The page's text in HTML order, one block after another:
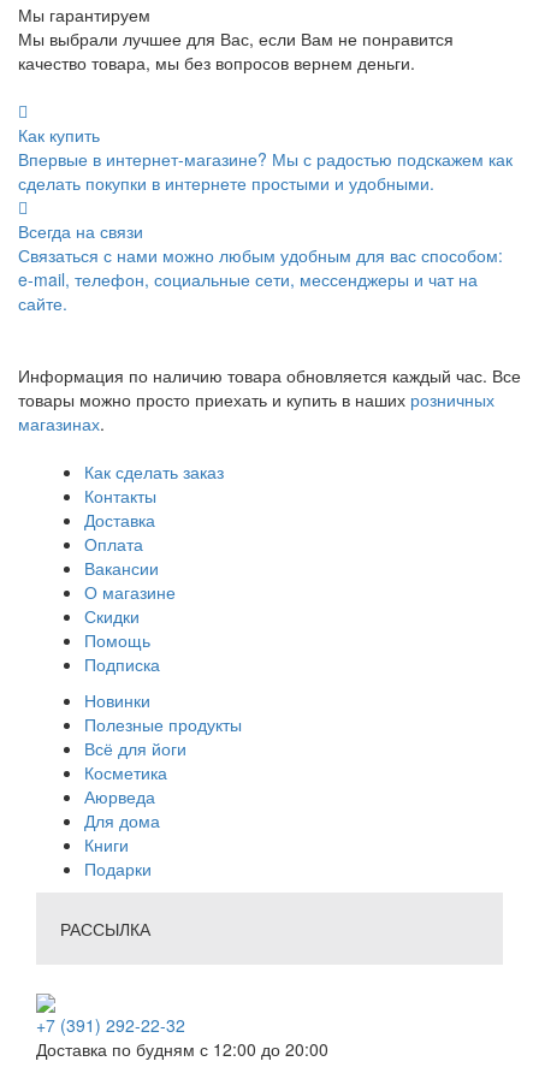
Мы гарантируем
Мы выбрали лучшее для Вас, если Вам не понравится
качество товара, мы без вопросов вернем деньги.
Как купить
Впервые в интернет-магазине? Мы с радостью подскажем как
сделать покупки в интернете простыми и удобными.
Всегда на связи
Связаться с нами можно любым удобным для вас способом:
e-mail, телефон, социальные сети, мессенджеры и чат на
сайте.
Информация по наличию товара обновляется каждый час. Все
товары можно просто приехать и купить в наших розничных
магазинах.
Как сделать заказ
Контакты
Доставка
Оплата
Вакансии
О магазине
Скидки
Помощь
Подписка
Новинки
Полезные продукты
Всё для йоги
Косметика
Аюрведа
Для дома
Книги
Подарки
РАССЫЛКА
+7 (391) 292-22-32
Доставка по будням с 12:00 до 20:00